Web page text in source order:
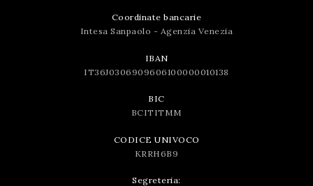
Coordinate bancarie
Intesa Sanpaolo - Agenzia Venezia
IBAN
IT36J0306909606100000010138
BIC
BCITITMM
CODICE UNIVOCO
KRRH6B9
Segreteria: